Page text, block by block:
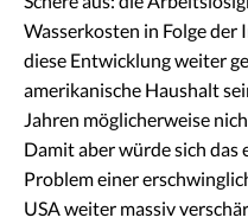
Wasserkosten in Folge
diese Entwicklung weiter
amerikanische Haushalt
Jahren möglicherweise
Damit aber würde sich das
Problem einer
USA weiter massiv